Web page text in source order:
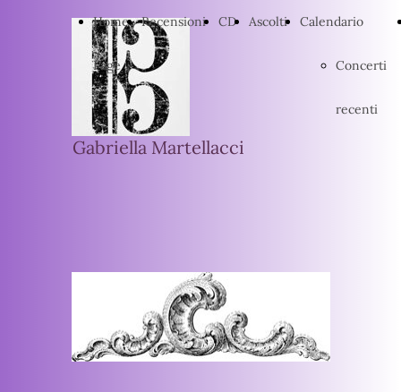
Gabriella Martellacci
Home
Page
Recensioni CD Ascolti Calendario
Concerti
recenti